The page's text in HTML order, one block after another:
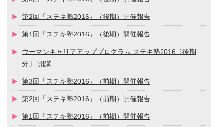
第2回「ステキ塾2016」（後期）開催報告
第1回「ステキ塾2016」（後期）開催報告
ウーマンキャリアアッププログラム ステキ塾2016〔後期
分〕 開講
第3回「ステキ塾2016」（前期）開催報告
第2回「ステキ塾2016」（前期）開催報告
第1回「ステキ塾2016」（前期）開催報告